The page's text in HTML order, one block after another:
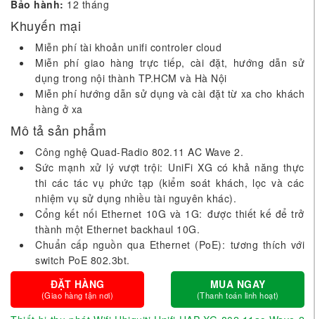
Bảo hành: 12 tháng
Khuyến mại
Miễn phí tài khoản unifi controler cloud
Miễn phí giao hàng trực tiếp, cài đặt, hướng dẫn sử
dụng trong nội thành TP.HCM và Hà Nội
Miễn phí hướng dẫn sử dụng và cài đặt từ xa cho khách
hàng ở xa
Mô tả sản phẩm
Công nghệ Quad-Radio 802.11 AC Wave 2.
Sức mạnh xử lý vượt trội: UniFi XG có khả năng thực
thi các tác vụ phức tạp (kiểm soát khách, lọc và các
nhiệm vụ sử dụng nhiều tài nguyên khác).
Cổng kết nối Ethernet 10G và 1G: được thiết kế để trở
thành một Ethernet backhaul 10G.
Chuẩn cấp nguồn qua Ethernet (PoE): tương thích với
switch PoE 802.3bt.
ĐẶT HÀNG
(Giao hàng tận nơi)
MUA NGAY
(Thanh toán linh hoạt)